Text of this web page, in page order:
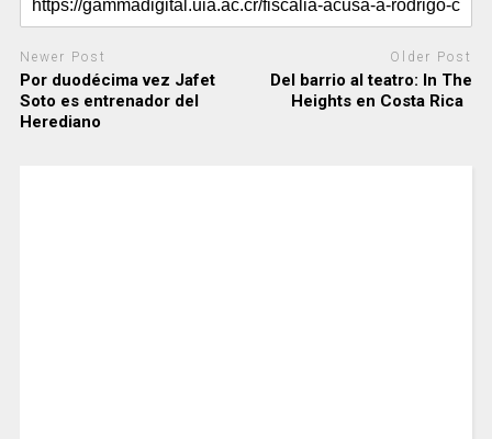
Newer Post
Por duodécima vez Jafet
Soto es entrenador del
Herediano
Older Post
Del barrio al teatro: In The
Heights en Costa Rica